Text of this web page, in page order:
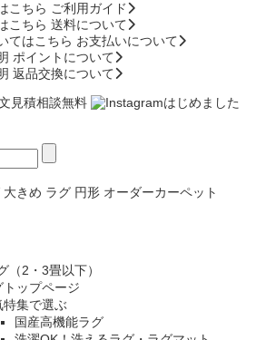
ご利用ガイド
送料について
お支払いについて
ポイントについて
返品交換について
大きめ ラグ 円形 オーダーカーペット
（2・3畳以下）
トップページ
特集で選ぶ
国産高機能ラグ